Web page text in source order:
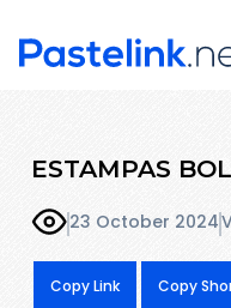
ESTAMPAS
23 October 2024
Copy Link Copy